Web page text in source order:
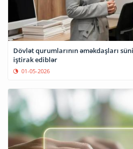
Dövlət qurumlarının əməkdaşları
iştirak ediblər
01-05-2026